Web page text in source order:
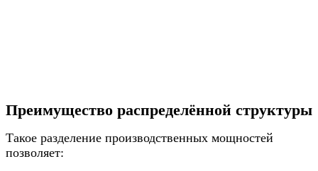
Преимущество распределённой структуры
Такое разделение производственных мощностей
позволяет: